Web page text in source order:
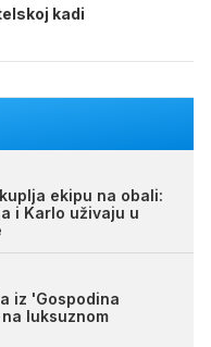
kadi
ekipu na obali:
i Karlo uživaju u
iz 'Gospodina
luksuznom